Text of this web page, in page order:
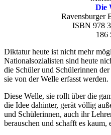
Die
Ravensburger
ISBN 978
186
Diktatur heute ist nicht mehr
Nationalsozialisten sind heute
die Schüler und Schülerinnen
sie von der Welle erfasst werden.
Diese Welle, sie rollt über die
die Idee dahinter, gerät völlig
und Schülerinnen, auch ihr
berauschen und schafft es kaum,